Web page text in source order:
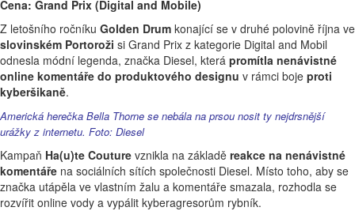
Cena: Grand Prix (Digital and Mobile)
Z letošního ročníku Golden Drum konající se v druhé polovině října ve
slovinském Portoroži si Grand Prix z kategorie Digital and Mobil
odnesla módní legenda, značka Diesel, která promítla nenávistné
online komentáře do produktového designu v rámci boje proti
kyberšikaně.
Americká herečka Bella Thorne se nebála na prsou nosit ty nejdrsnější
urážky z internetu. Foto: Diesel
Kampaň Ha(u)te Couture vznikla na základě reakce na nenávistné
komentáře na sociálních sítích společnosti Diesel. Místo toho, aby se
značka utápěla ve vlastním žalu a komentáře smazala, rozhodla se
rozvířit online vody a vypálit kyberagresorům rybník.